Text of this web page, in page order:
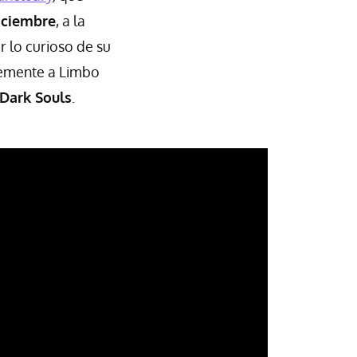
, a la
lo curioso de su
a Limbo
Souls